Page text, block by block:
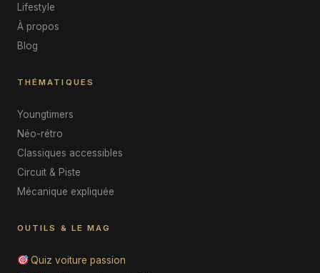
Lifestyle
À propos
Blog
THÉMATIQUES
Youngtimers
Néo-rétro
Classiques accessibles
Circuit & Piste
Mécanique expliquée
OUTILS & LE MAG
Quiz voiture passion